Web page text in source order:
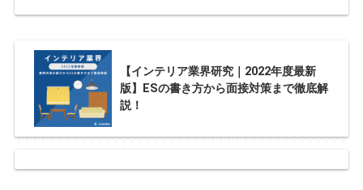
【インテリア業界研究｜2022年度最新
版】ESの書き方から面接対策まで徹底解
説！